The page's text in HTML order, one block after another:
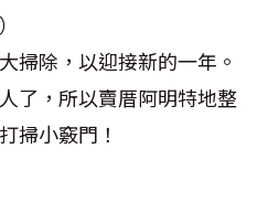
掃除，以迎接新的一年。
了，所以賣厝阿明特地整
掃小竅門！